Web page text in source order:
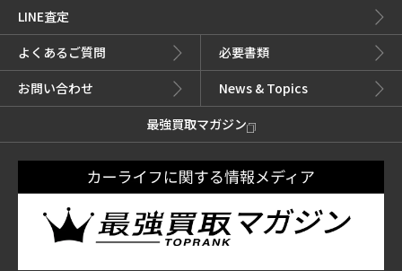
LINE査定
よくあるご質問
必要書類
お問い合わせ
News & Topics
最強買取マガジン